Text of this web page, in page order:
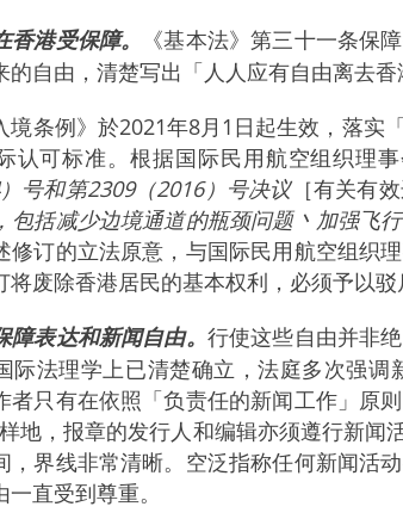
港受保障。
《基本法》第三十一条保
自由，清楚写出「人人应有自由离去香
境条例》於2021年8月1日起生效，落实
认可标准。根据国际民用航空组织理事
号和第2309（2016）号决议［有关有
包括减少边境通道的瓶颈问题丶加强飞
修订的立法原意，与国际民用航空组织
废除香港居民的基本权利，必须予以驳
障表达和新闻自由。 行使这些自由并非
际法理学上已清楚确立，法庭多次强
者只有在依照「负责任的新闻工作」原
地，报章的发行人和编辑亦须遵行新闻
，界线非常清晰。空泛指称任何新闻活
直受到尊重。